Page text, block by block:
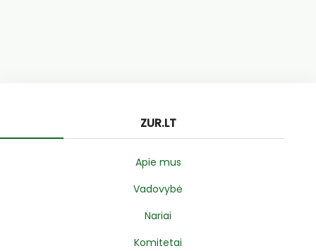
ZUR.LT
Apie mus
Vadovybė
Nariai
Komitetai